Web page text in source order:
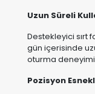
Bağımsız
farklı aktivitelere
Mobilizasyon